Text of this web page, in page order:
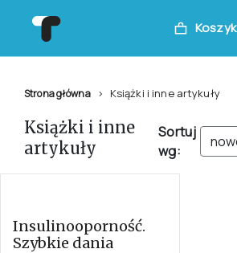
Koszyk
Strona główna Książki i inne artykuły
Książki i inne
artykuły
Sortuj
wg:
Insulinooporność.
Szybkie dania